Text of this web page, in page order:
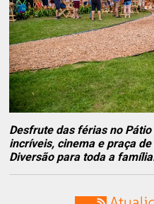
Desfrute das férias no
incríveis, cinema e praça
Diversão para toda a